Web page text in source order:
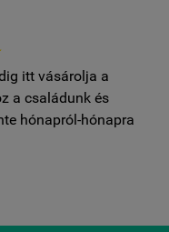
itt vásárolja a
a családunk és
hónapról-hónapra